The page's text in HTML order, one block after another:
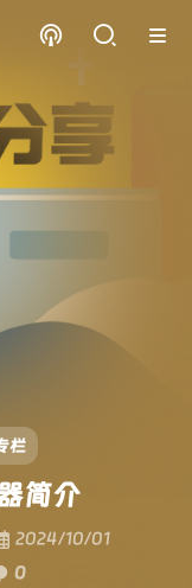
栏
简介
2024/10/01
0